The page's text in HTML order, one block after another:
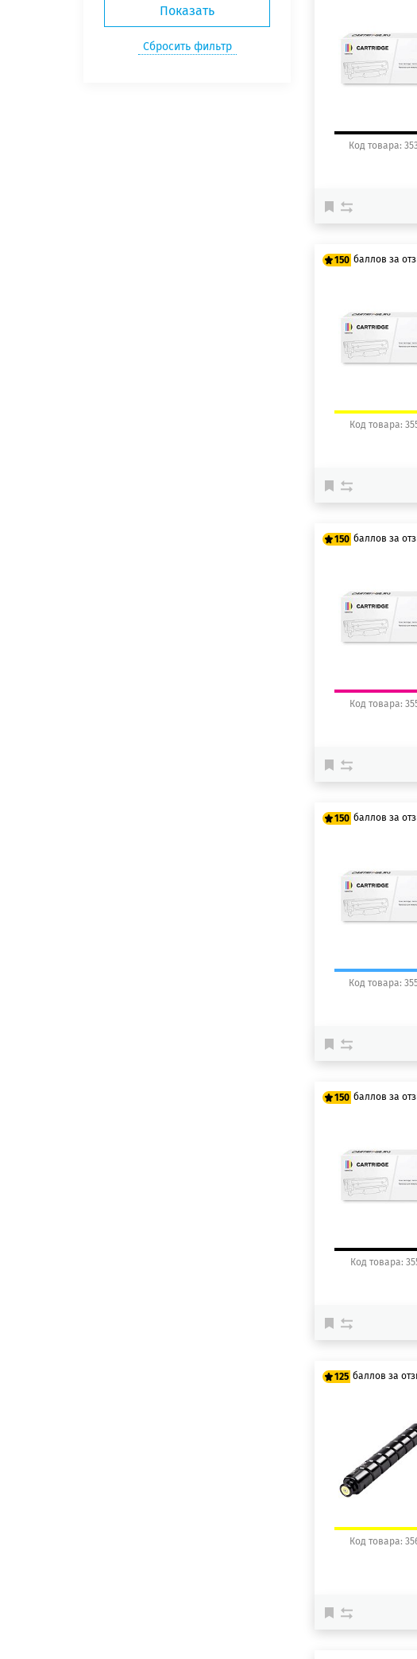
150 баллов
Код товара:
150 баллов за
150 баллов
Код товара:
150 баллов за
150 баллов
Код товара:
150 баллов за
150 баллов
Код товара:
150 баллов за
150 баллов
Код товара:
125 баллов за
125 баллов
Код товара: